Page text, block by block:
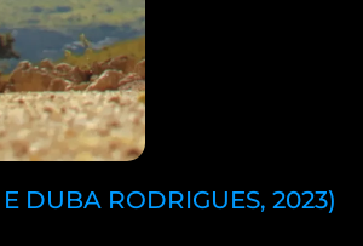
DUBA RODRIGUES, 2023)